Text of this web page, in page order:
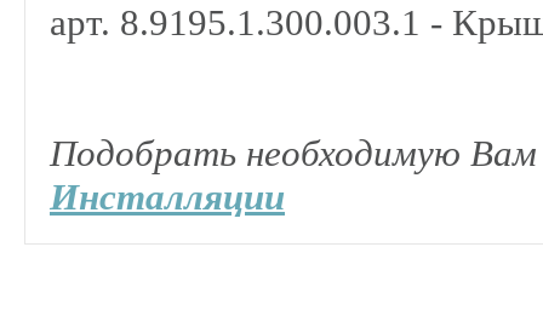
арт. 8.9195.1.300.003.1 -
Подобрать необходимую
Инсталляции